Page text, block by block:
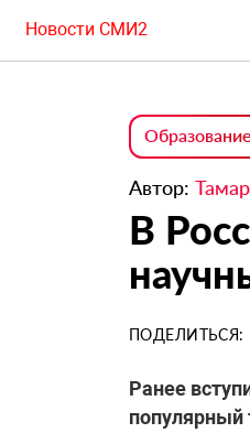
Новости СМИ2
Автор:
В
ПОДЕЛИТЬСЯ:
Ранее
популярный